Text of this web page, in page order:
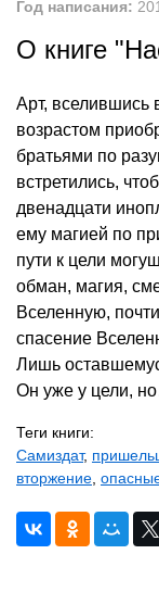
Год написания:
О книге
Арт, вселившись
возрастом
братьями по
встретились,
двенадцати
ему магией по
пути к цели
обман, магия,
Вселенную,
спасение
Лишь
Он уже у цели,
Теги книги:
Самиздат,
вторжение,